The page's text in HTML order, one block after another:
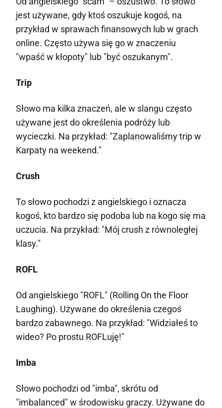
jest używane, gdy ktoś oszukuje kogoś, na
przykład w sprawach finansowych lub w grach
online. Często używa się go w znaczeniu
"wpaść w kłopoty" lub "być oszukanym".
Trip
Słowo ma kilka znaczeń, ale w slangu często
używane jest do określenia podróży lub
wycieczki. Na przykład: "Zaplanowaliśmy trip w
Karpaty na weekend."
Crush
To słowo pochodzi z angielskiego i oznacza
kogoś, kto bardzo się podoba lub na kogo się ma
uczucia. Na przykład: "Mój crush z równoległej
klasy."
ROFL
Od angielskiego "ROFL" (Rolling On the Floor
Laughing). Używane do określenia czegoś
bardzo zabawnego. Na przykład: "Widziałeś to
wideo? Po prostu ROFLuję!"
Imba
Słowo pochodzi od "imba", skrótu od
"imbalanced" w środowisku graczy. Używane do